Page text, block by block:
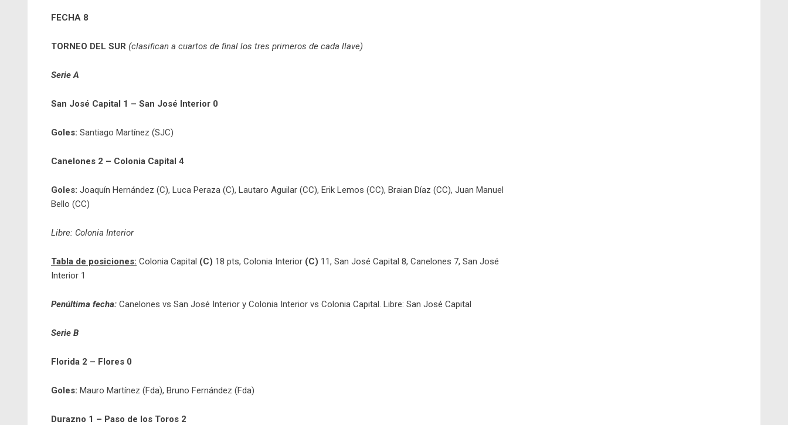
FECHA 8
TORNEO DEL SUR (clasifican a cuartos de final los tres primeros de cada llave)
Serie A
San José Capital 1 – San José Interior 0
Goles: Santiago Martínez (SJC)
Canelones 2 – Colonia Capital 4
Goles: Joaquín Hernández (C), Luca Peraza (C), Lautaro Aguilar (CC), Erik Lemos (CC), Braian Díaz (CC), Juan Manuel
Bello (CC)
Libre: Colonia Interior
Tabla de posiciones: Colonia Capital (C) 18 pts, Colonia Interior (C) 11, San José Capital 8, Canelones 7, San José
Interior 1
Penúltima fecha: Canelones vs San José Interior y Colonia Interior vs Colonia Capital. Libre: San José Capital
Serie B
Florida 2 – Flores 0
Goles: Mauro Martínez (Fda), Bruno Fernández (Fda)
Durazno 1 – Paso de los Toros 2